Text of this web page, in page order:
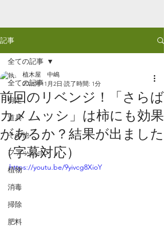
記事
全ての記事
剪定
道具
その他
ファッション
植物
消毒
掃除
肥料
全ての記事
前回のリベンジ！「さらば
カメムッシ」は柿にも効果
があるか？結果が出ました
（字幕対応）
植木屋 中嶋
2025年11月2日 読了時間: 1分
https://youtu.be/9yivcg8XioY